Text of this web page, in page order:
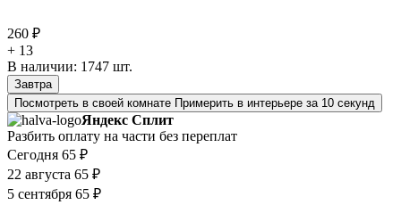
260 ₽
+ 13
В наличии: 1747 шт.
Завтра
Посмотреть в своей комнате Примерить в интерьере за 10 секунд
Яндекс Сплит
Разбить оплату на части без переплат
Сегодня 65 ₽
22 августа 65 ₽
5 сентября 65 ₽